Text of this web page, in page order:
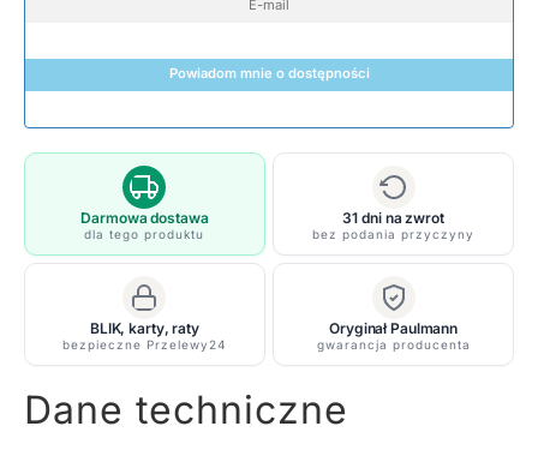
Powiadom mnie o dostępności
Darmowa dostawa
dla tego produktu
31 dni na zwrot
bez podania przyczyny
BLIK, karty, raty
bezpieczne Przelewy24
Oryginał Paulmann
gwarancja producenta
Dane techniczne